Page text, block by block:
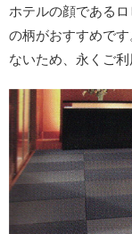
ホテルの顔である
の柄がおすすめで
ないため、永くご利